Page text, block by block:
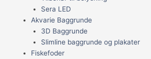
Sera LED
Akvarie Baggrunde
3D Baggrunde
Slimline baggrunde og plakater
Fiskefoder